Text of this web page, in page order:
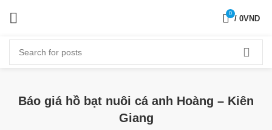
0
/ 0VND
Báo giá hồ bạt nuôi cá anh Hoàng – Kiên
Giang